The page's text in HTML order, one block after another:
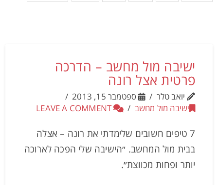
ישיבה מול מחשב – הדרכה
פרטית אצל רונה
יואב טלר
ספטמבר 15, 2013
ישיבה מול מחשב
LEAVE A COMMENT
7 טיפים חשובים שלימדתי את רונה – אצלה
בבית מול המחשב. ״הישיבה שלי הפכה לארוכה
יותר ופחות מכווצת״.